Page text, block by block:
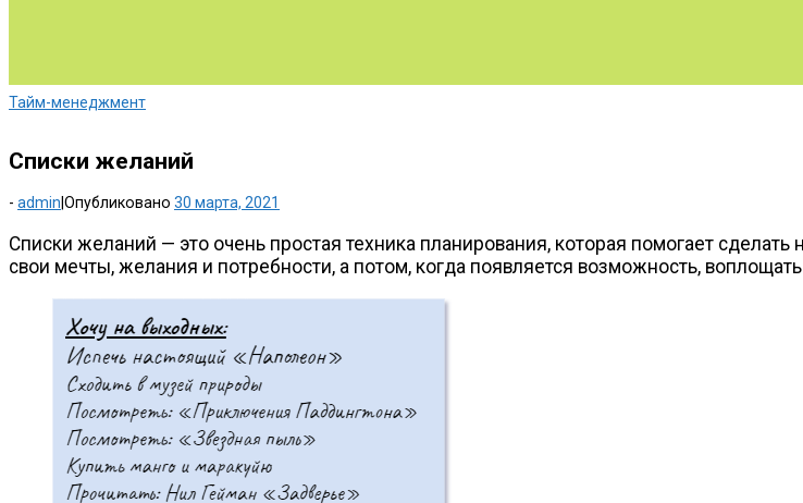
Тайм-менеджмент
Списки желаний
- admin Опубликовано 30 марта, 2021
Списки желаний — это очень простая техника планирования, которая помогает
свои мечты, желания и потребности, а потом, когда появляется возможность,